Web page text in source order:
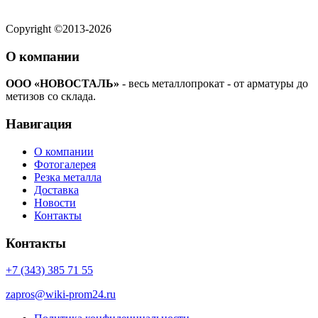
Copyright ©2013-2026
О компании
ООО «НОВОСТАЛЬ» - весь металлопрокат - от арматуры до
метизов со склада.
Навигация
О компании
Фотогалерея
Резка металла
Доставка
Новости
Контакты
Контакты
+7 (343) 385 71 55
zapros@wiki-prom24.ru